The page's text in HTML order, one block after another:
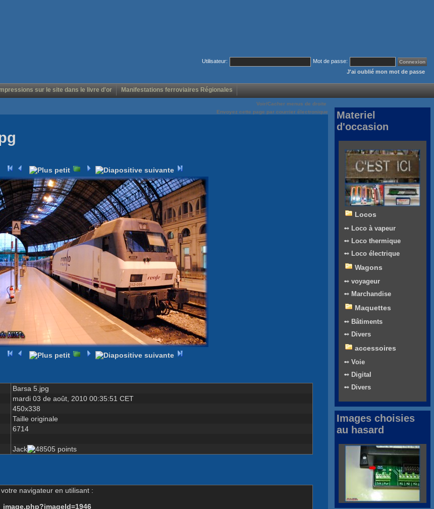
Utilisateur:
Mot de passe:
J'ai oublié mon mot de passe
sur le site dans le livre d'or Manifestations ferroviaires Régionales
Voir/Cacher menus de droite
Envoyez cette page par courrier électronique
Barsa 5.jpg
mardi 03 de août, 2010 00:35:51 CET
450x338
Taille originale
6714
Jack
navigateur en utilisant :
Materiel
d'occasion
Locos
➻ Loco à vapeur
➻ Loco thermique
➻ Loco électrique
Wagons
➻ voyageur
➻ Marchandise
Maquettes
➻ Bâtiments
➻ Divers
accessoires
➻ Voie
➻ Digital
➻ Divers
Images choisies
au hasard